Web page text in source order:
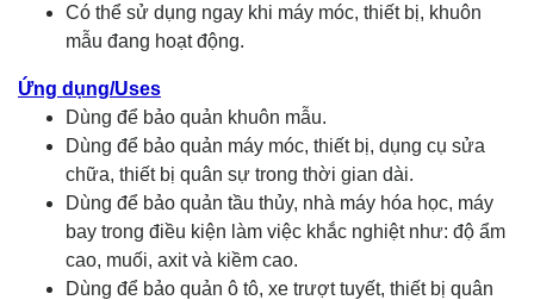
Có thể sử dụng ngay khi máy móc, thiết bị, khuôn
mẫu đang hoạt động.
Ứng dụng/Uses
Dùng để bảo quản khuôn mẫu.
Dùng để bảo quản máy móc, thiết bị, dụng cụ sửa
chữa, thiết bị quân sự trong thời gian dài.
Dùng để bảo quản tầu thủy, nhà máy hóa học, máy
bay trong điều kiện làm việc khắc nghiệt như: độ ẩm
cao, muối, axit và kiềm cao.
Dùng để bảo quản ô tô, xe trượt tuyết, thiết bị quân